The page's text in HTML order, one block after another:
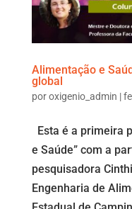
Alimentação e
global
poroxigenio_admin |
Esta é a primeira
e Saúde” com a
pesquisadora
Engenharia de